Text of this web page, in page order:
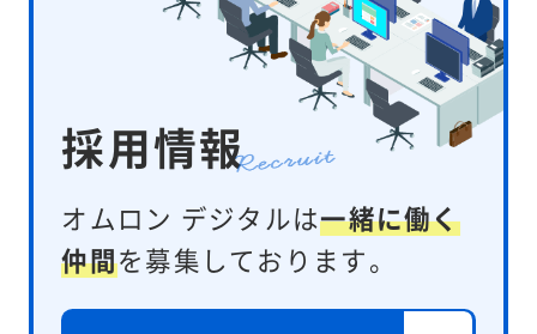
採用情報
オムロン デジタルは一緒に働く
仲間を募集しております。